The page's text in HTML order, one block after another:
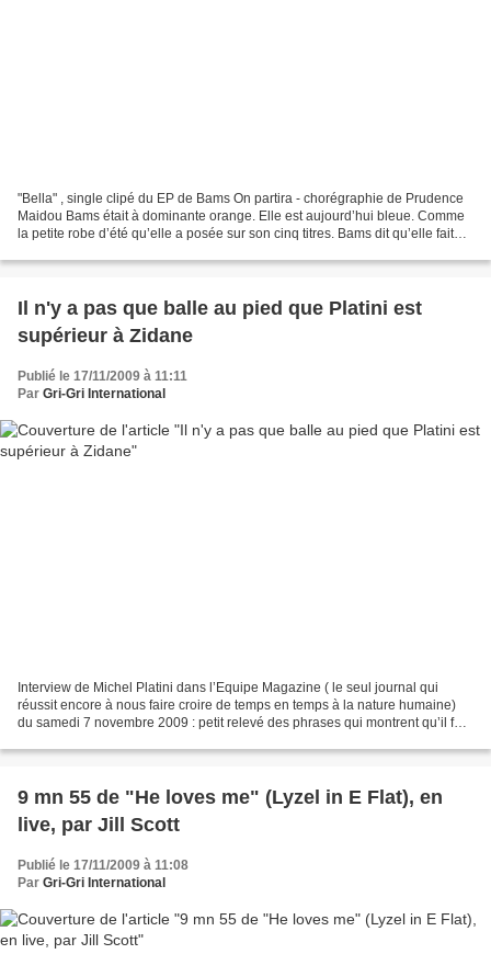
"Bella" , single clipé du EP de Bams On partira - chorégraphie de Prudence
Maidou Bams était à dominante orange. Elle est aujourd’hui bleue. Comme
la petite robe d’été qu’elle a posée sur son cinq titres. Bams dit qu’elle fait
Il n'y a pas que balle au pied que Platini est
supérieur à Zidane
Publié le 17/11/2009 à 11:11
Par Gri-Gri International
Interview de Michel Platini dans l’Equipe Magazine ( le seul journal qui
réussit encore à nous faire croire de temps en temps à la nature humaine)
du samedi 7 novembre 2009 : petit relevé des phrases qui montrent qu’il fait
9 mn 55 de "He loves me" (Lyzel in E Flat), en
live, par Jill Scott
Publié le 17/11/2009 à 11:08
Par Gri-Gri International